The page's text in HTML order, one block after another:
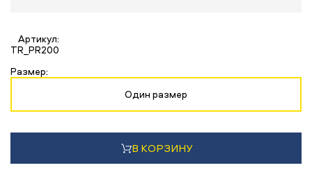
Артикул:
TR_PR200
Размер:
Один размер
В КОРЗИНУ